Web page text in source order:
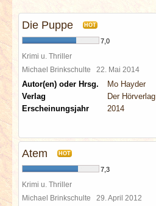
SPECIALS
REDAKTION
LINKS
Die Puppe HOT
7,0
Krimi u. Thriller
Michael Brinkschulte 22. Mai 2014
Autor(en) oder Hrsg.
Mo Hayder
Verlag
Der Hörverlag
Erscheinungsjahr
2014
Atem HOT
7,3
Krimi u. Thriller
Michael Brinkschulte 29. April 2012